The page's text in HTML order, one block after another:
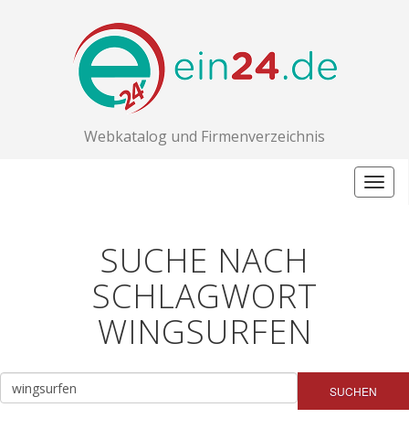
Webkatalog und Firmenverzeichnis
SUCHE NACH
SCHLAGWORT
WINGSURFEN
SUCHEN